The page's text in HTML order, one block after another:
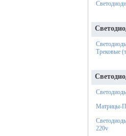
Трековые
Матрицы-
220v